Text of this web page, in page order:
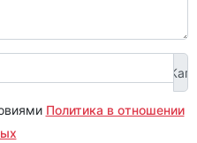
Политика в отношении